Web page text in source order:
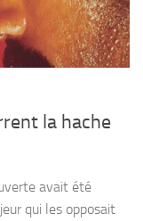
la hache
avait été
qui les opposait